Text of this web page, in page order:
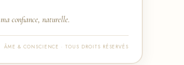
confiance, naturelle.
ÂME & CONSCIENCE · TOUS DROITS RÉSERVÉS